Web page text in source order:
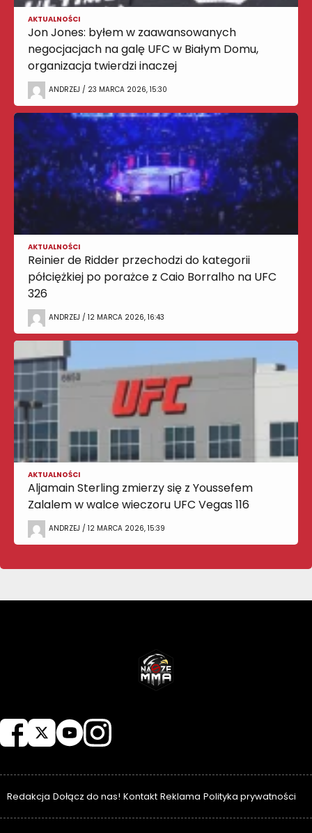
AKTUALNOŚCI
Jon Jones: byłem w zaawansowanych
negocjacjach na galę UFC w Białym Domu,
organizacja twierdzi inaczej
ANDRZEJ / 23 MARCA 2026, 15:30
AKTUALNOŚCI
Reinier de Ridder przechodzi do kategorii
półciężkiej po porażce z Caio Borralho na UFC
326
ANDRZEJ / 12 MARCA 2026, 16:43
AKTUALNOŚCI
Aljamain Sterling zmierzy się z Youssefem
Zalalem w walce wieczoru UFC Vegas 116
ANDRZEJ / 12 MARCA 2026, 15:39
Redakcja Dołącz do nas! Kontakt Reklama Polityka prywatności